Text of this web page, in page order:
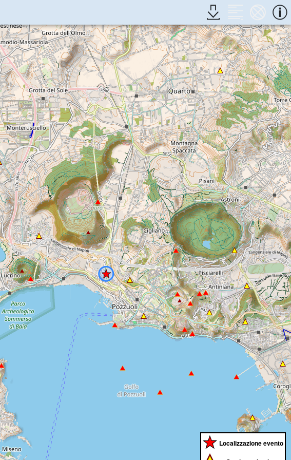
20 s
Localizzazione evento